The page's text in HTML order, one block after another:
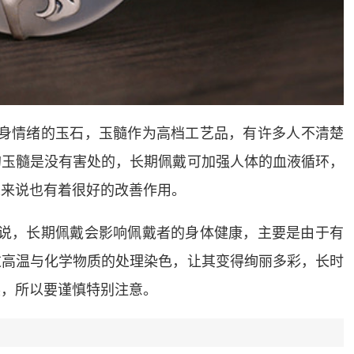
情绪的玉石， 玉髓作为高档工艺品，有许多人不清楚
玉髓是没有害处的，长期佩戴可加强人体的血液循环，
说也有着很好的改善作用。
，长期佩戴会影响佩戴者的身体健康，主要是由于有
温与化学物质的处理染色，让其变得绚丽多彩，长时
所以要谨慎特别注意。